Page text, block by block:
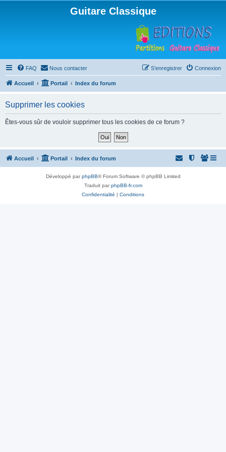
Guitare Classique
FAQ Nous contacter Connexion
S’enregistrer
Accueil Portail Index du forum
Supprimer les cookies
Êtes-vous sûr de vouloir supprimer tous les cookies de ce forum ?
Accueil Portail Index du forum
Développé parphpBB® Forum Software © phpBB Limited
Traduit parphpBB-fr.com
Confidentialité | Conditions